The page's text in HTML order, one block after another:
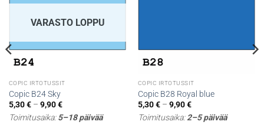
VARASTO LOPPU
COPIC IRTOTUSSIT
Copic B24 Sky
5,30€ – 9,90€Hintaluokka:
-
Toimitusaika:5–18 päivää
COPIC IRTOTUSSIT
Copic B28 Royal blue
5,30€ – 9,90€Hintaluokka:
-
Toimitusaika:2–5 päivää